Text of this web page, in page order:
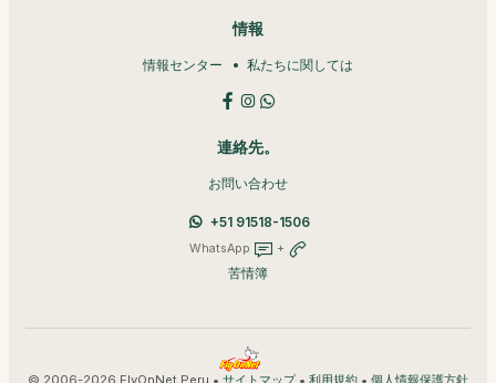
情報
情報センター 私たちに関しては
連絡先。
お問い合わせ
+51 91518-1506
WhatsApp +
苦情簿
© 2006-2026 FlyOnNet Peru • • •